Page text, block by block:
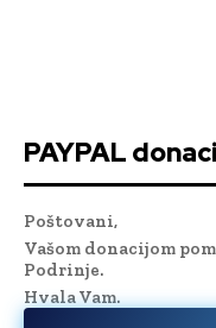
PAYPAL
Poštovani,
Vašom donacijom
Podrinje.
Hvala Vam.